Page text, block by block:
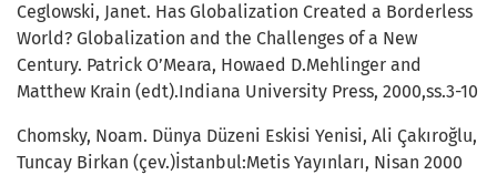
Ceglowski, Janet. Has Globalization Created a Borderless
World? Globalization and the Challenges of a New
Century. Patrick O’Meara, Howaed D.Mehlinger and
Matthew Krain (edt).Indiana University Press, 2000,ss.3-10
Chomsky, Noam. Dünya Düzeni Eskisi Yenisi, Ali Çakıroğlu,
Tuncay Birkan (çev.)İstanbul:Metis Yayınları, Nisan 2000